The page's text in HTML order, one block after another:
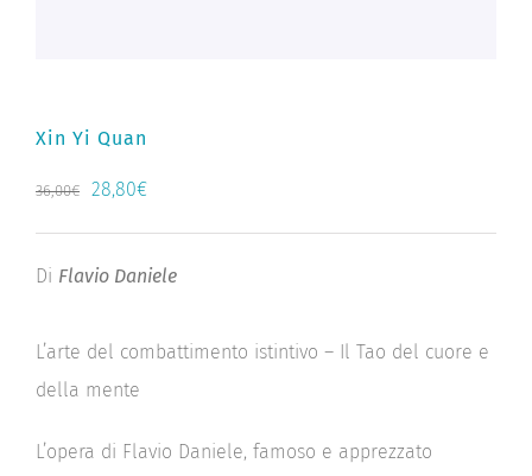
Xin Yi Quan
36,00€
Il
originale
36,00€.
28,80€Il
attuale
28,80€.
Di Flavio Daniele
L’arte del combattimento istintivo – Il Tao del cuore e
della mente
L’opera di Flavio Daniele, famoso e apprezzato